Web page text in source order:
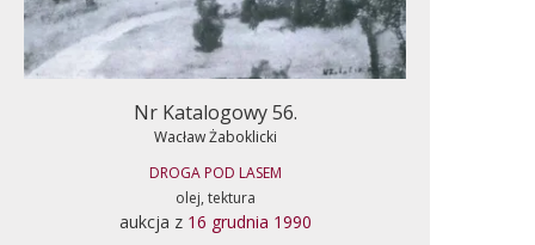
Nr Katalogowy 56.
Wacław Żaboklicki
DROGA POD LASEM
olej, tektura
aukcja z 16 grudnia 1990